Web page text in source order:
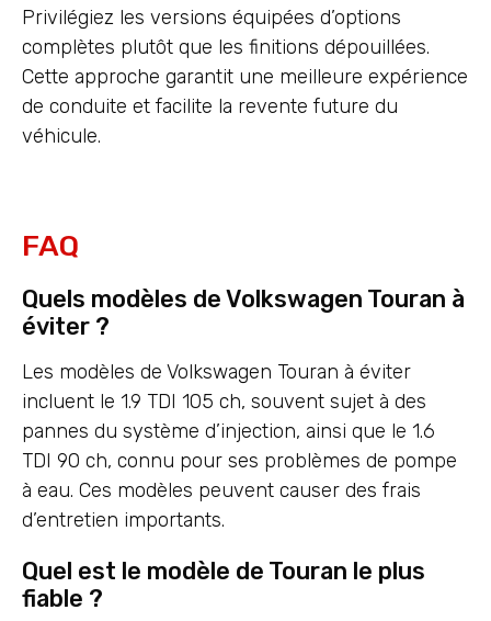
Privilégiez les versions équipées d’options
complètes plutôt que les finitions dépouillées.
Cette approche garantit une meilleure expérience
de conduite et facilite la revente future du
véhicule.
FAQ
Quels modèles de Volkswagen Touran à
éviter ?
Les modèles de Volkswagen Touran à éviter
incluent le 1.9 TDI 105 ch, souvent sujet à des
pannes du système d’injection, ainsi que le 1.6
TDI 90 ch, connu pour ses problèmes de pompe
à eau. Ces modèles peuvent causer des frais
d’entretien importants.
Quel est le modèle de Touran le plus
fiable ?